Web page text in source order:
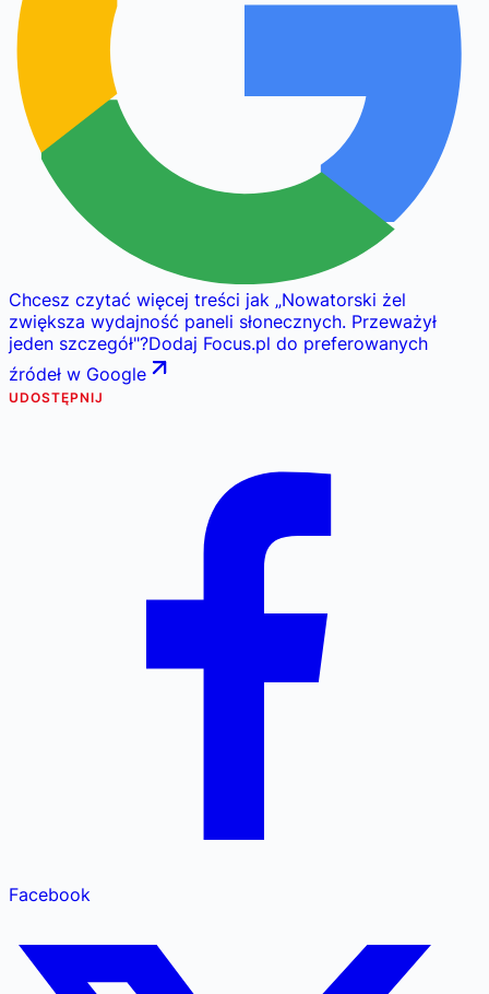
Chcesz czytać więcej treści jak „Nowatorski żel
zwiększa wydajność paneli słonecznych. Przeważył
jeden szczegół"?Dodaj Focus.pl do preferowanych
źródeł w Google
UDOSTĘPNIJ
Facebook